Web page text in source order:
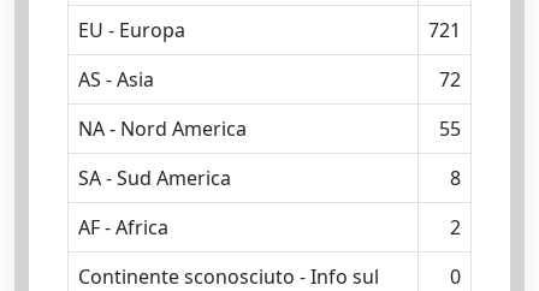
EU - Europa
721
AS - Asia
72
NA - Nord America
55
SA - Sud America
8
AF - Africa
2
Continente sconosciuto - Info sul
0